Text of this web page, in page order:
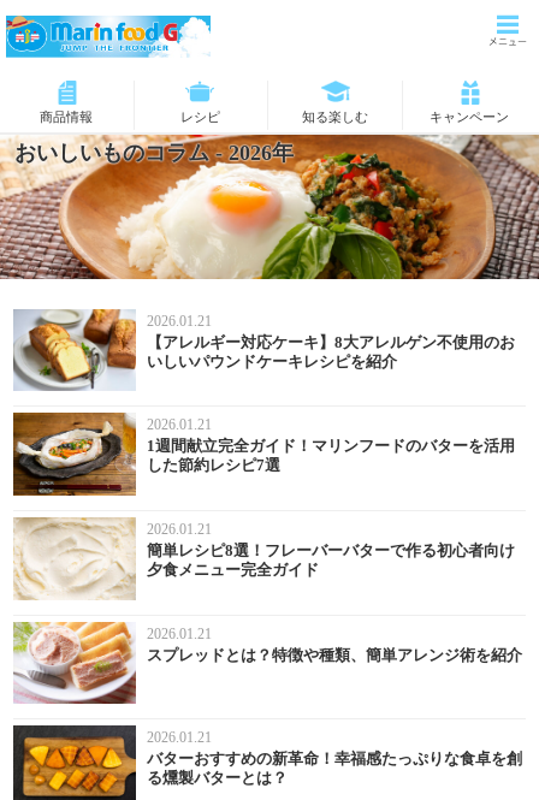
商品情報 レシピ 知る楽しむ キャンペーン
おいしいものコラム- 2026年
2026.01.21
【アレルギー対応ケーキ】8大アレルゲン不使用のお
いしいパウンドケーキレシピを紹介
2026.01.21
1週間献立完全ガイド！マリンフードのバターを活用
した節約レシピ7選
2026.01.21
簡単レシピ8選！フレーバーバターで作る初心者向け
夕食メニュー完全ガイド
2026.01.21
スプレッドとは？特徴や種類、簡単アレンジ術を紹介
2026.01.21
バターおすすめの新革命！幸福感たっぷりな食卓を創
る燻製バターとは？